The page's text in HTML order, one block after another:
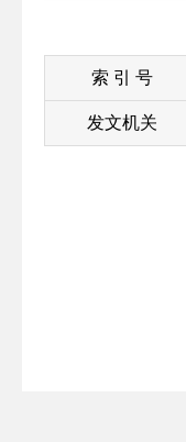
索 引 号
发文机关